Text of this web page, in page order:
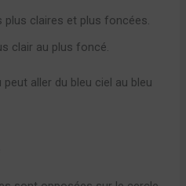
claires et plus foncées.
clair au plus foncé.
peut aller du bleu ciel au bleu